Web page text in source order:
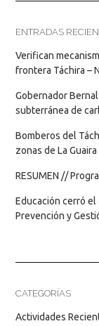
ENTRADAS
Verifican
frontera Táchira –
Gobernador
subterránea de
Bomberos del
zonas de La Guaira
RESUMEN //
Educación cerró
Prevención y
CATEGORÍAS
Actividades